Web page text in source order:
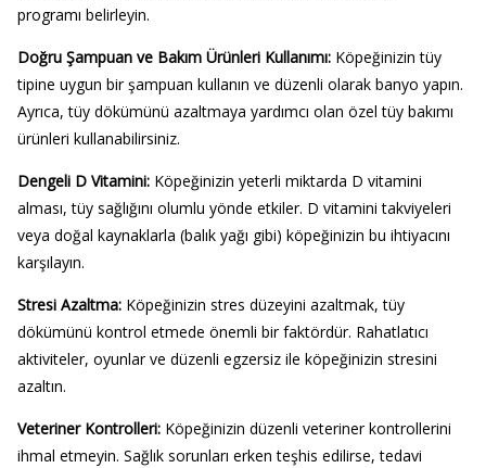
programı belirleyin.
Doğru Şampuan ve Bakım Ürünleri Kullanımı: Köpeğinizin tüy
tipine uygun bir şampuan kullanın ve düzenli olarak banyo yapın.
Ayrıca, tüy dökümünü azaltmaya yardımcı olan özel tüy bakımı
ürünleri kullanabilirsiniz.
Dengeli D Vitamini:Köpeğinizin yeterli miktarda D vitamini
alması, tüy sağlığını olumlu yönde etkiler. D vitamini takviyeleri
veya doğal kaynaklarla (balık yağı gibi) köpeğinizin bu ihtiyacını
karşılayın.
Stresi Azaltma: Köpeğinizin stres düzeyini azaltmak, tüy
dökümünü kontrol etmede önemli bir faktördür. Rahatlatıcı
aktiviteler, oyunlar ve düzenli egzersiz ile köpeğinizin stresini
azaltın.
Veteriner Kontrolleri: Köpeğinizin düzenli veteriner kontrollerini
ihmal etmeyin. Sağlık sorunları erken teşhis edilirse, tedavi